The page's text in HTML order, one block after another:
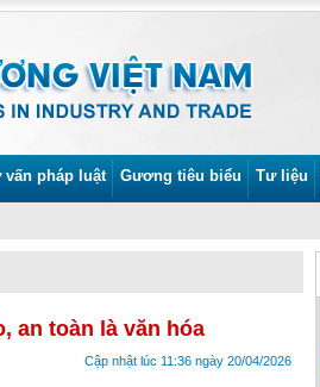
vấn pháp luật Gương tiêu biểu Tư liệu
an toàn là văn hóa
Cập nhật lúc 11:36 ngày 20/04/2026
Lễ phát động Tháng Công nhân và Tháng
An toàn vệ sinh lao động năm 2022